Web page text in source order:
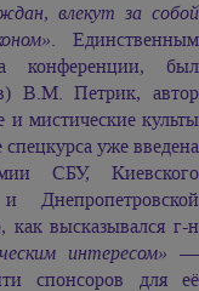
влекут за собой
. Единственным
конференции, был
В.М. Петрик, автор
мистические культы
уже введена
СБУ, Киевского
высказывался г-н
интересом» —
спонсоров для её